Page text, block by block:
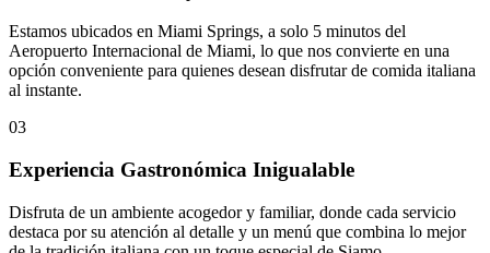
Estamos ubicados en Miami Springs, a solo 5 minutos del
Aeropuerto Internacional de Miami, lo que nos convierte en una
opción conveniente para quienes desean disfrutar de comida italiana
al instante.
03
Experiencia Gastronómica Inigualable
Disfruta de un ambiente acogedor y familiar, donde cada servicio
destaca por su atención al detalle y un menú que combina lo mejor